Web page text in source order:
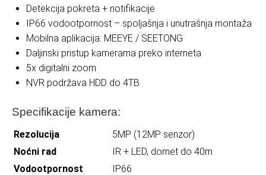
Detekcija pokreta + notifikacije
IP66 vodootpornost – spoljašnja i unutrašnja montaža
Mobilna aplikacija: MEEYE / SEETONG
Daljinski pristup kamerama preko interneta
5x digitalni zoom
NVR podržava HDD do 4TB
Specifikacije kamera:
Rezolucija
5MP (12MP senzor)
Noćni rad
IR + LED, domet do 40m
Vodootpornost
IP66